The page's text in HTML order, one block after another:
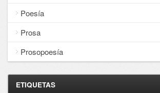
Poesía
Prosa
Prosopoesía
ETIQUETAS